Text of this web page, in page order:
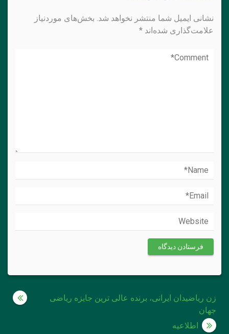
نشانی ایمیل شما منتشر نخواهد شد. بخش‌های موردنیاز
علامت‌گذاری شده‌اند *
راهبری
نوشته
زن ریاضیدان ایرانی، برنده عالی ترین جایزه ریاضی
جهان
اطلاعیه